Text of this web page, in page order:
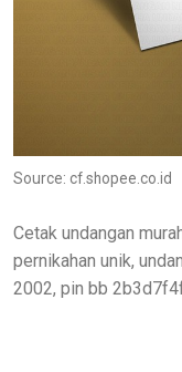
Source: cf.shopee.co.id
Cetak undangan
pernikahan unik,
2002, pin bb